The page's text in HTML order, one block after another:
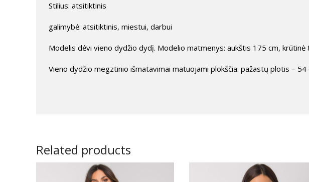
Stilius: atsitiktinis
galimybė: atsitiktinis, miestui, darbui
Modelis dėvi vieno dydžio dydį. Modelio matmenys: aukštis 175 cm, krūtinė
Vieno dydžio megztinio išmatavimai matuojami plokščia: pažastų plotis –
Related products